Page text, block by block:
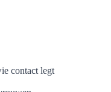
contact legt